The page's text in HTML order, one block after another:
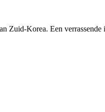
Zuid-Korea. Een